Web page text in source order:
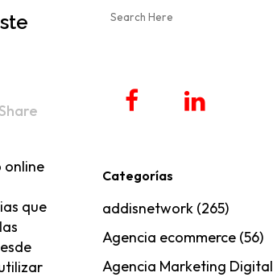
online
que
Categorías
addisnetwork (265)
Agencia ecommerce (56)
Agencia Marketing Digital